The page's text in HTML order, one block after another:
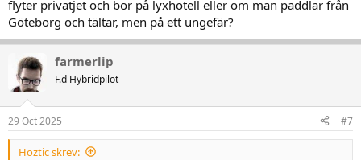
flyter privatjet och bor på lyxhotell eller om man paddlar från
Göteborg och tältar, men på ett ungefär?
farmerlip
F.d Hybridpilot
29 Oct 2025 #7
Hoztic skrev: